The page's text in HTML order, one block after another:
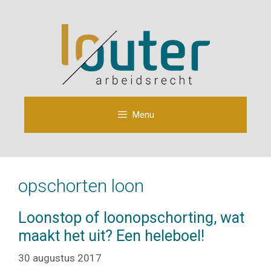
Menu
opschorten loon
Loonstop of loonopschorting, wat
maakt het uit? Een heleboel!
30 augustus 2017